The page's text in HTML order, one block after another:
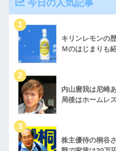
今日の人気記事
キリンレモンの
Ｍのはじまりも
内山麿我は尼崎
局後はホームレ
株主優待の桐谷